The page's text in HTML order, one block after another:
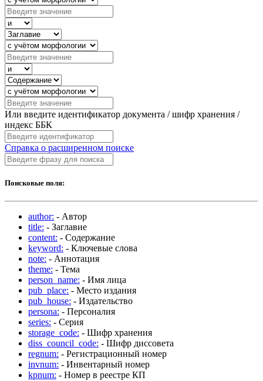
Или введите идентификатор документа / шифр хранения /
индекс ББК
Справка о расширенном поиске
Поисковые поля:
author: - Автор
title: - Заглавие
content: - Содержание
keyword: - Ключевые слова
note: - Аннотация
theme: - Тема
person_name: - Имя лица
pub_place: - Место издания
pub_house: - Издательство
persona: - Персоналия
series: - Серия
storage_code: - Шифр хранения
diss_council_code: - Шифр диссовета
regnum: - Регистрационный номер
invnum: - Инвентарный номер
kpnum: - Номер в реестре КП